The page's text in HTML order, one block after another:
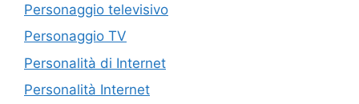
Personaggio televisivo
Personaggio TV
Personalità di Internet
Personalità Internet